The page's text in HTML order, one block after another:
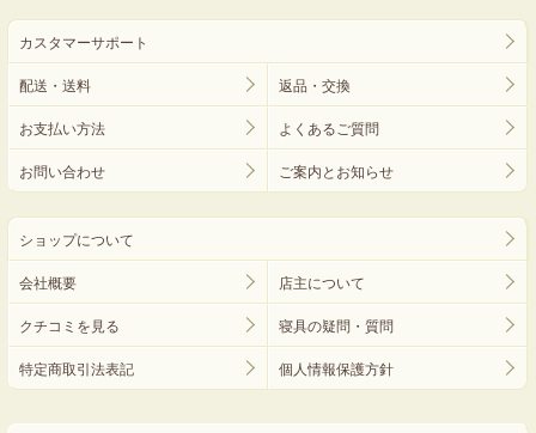
カスタマーサポート
配送・送料 返品・交換
お支払い方法 よくあるご質問
お問い合わせ ご案内とお知らせ
ショップについて
会社概要 店主について
クチコミを見る 寝具の疑問・質問
特定商取引法表記 個人情報保護方針